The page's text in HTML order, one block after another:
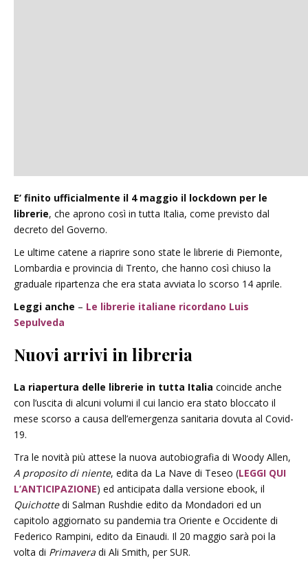
E’ finito ufficialmente il 4 maggio il lockdown per le
librerie, che aprono così in tutta Italia, come previsto dal
decreto del Governo.
Le ultime catene a riaprire sono state le librerie di Piemonte,
Lombardia e provincia di Trento, che hanno così chiuso la
graduale ripartenza che era stata avviata lo scorso 14 aprile.
Leggi anche – Le librerie italiane ricordano Luis
Sepulveda
Nuovi arrivi in libreria
La riapertura delle librerie in tutta Italia coincide anche
con l’uscita di alcuni volumi il cui lancio era stato bloccato il
mese scorso a causa dell’emergenza sanitaria dovuta al Covid-
19.
Tra le novità più attese la nuova autobiografia di Woody Allen,
A proposito di niente, edita da La Nave di Teseo (LEGGI QUI
L’ANTICIPAZIONE) ed anticipata dalla versione ebook, il
Quichottedi Salman Rushdie edito da Mondadori ed un
capitolo aggiornato su pandemia tra Oriente e Occidente di
Federico Rampini, edito da Einaudi. Il 20 maggio sarà poi la
volta di Primavera di Ali Smith, per SUR.